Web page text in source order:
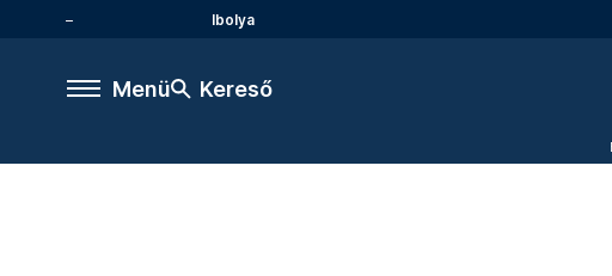
Ibolya
Menü Kereső